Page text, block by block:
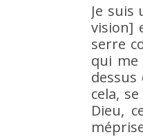
Je
vision]
serre
qui me
dessus
cela,
Dieu,